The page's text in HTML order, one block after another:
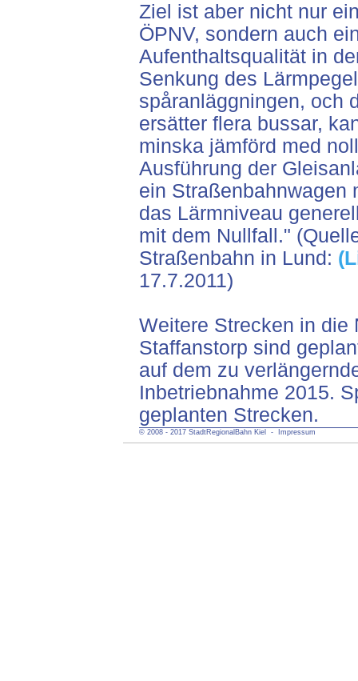
Ziel ist aber nicht nur
ÖPNV, sondern auch
Aufenthaltsqualität in
Senkung des
spåranläggningen, och
ersätter flera bussar,
minska jämförd med
Ausführung der
ein Straßenbahnwagen
das Lärmniveau
mit dem Nullfall."
Straßenbahn in Lund:
17.7.2011)
Weitere Strecken in die
Staffanstorp sind
auf dem zu
Inbetriebnahme 2015.
geplanten Strecken.
© 2008 - 2017 StadtRegionalBahn Kiel - Impressum